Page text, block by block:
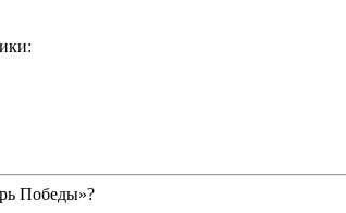
Победы»?